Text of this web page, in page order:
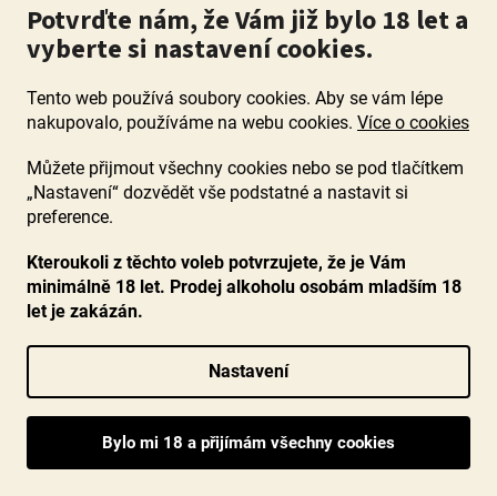
Potvrďte nám, že Vám již bylo 18 let a
vyberte si nastavení cookies.
Tento web používá soubory cookies. Aby se vám lépe
nakupovalo, používáme na webu cookies. Více o cookies
Můžete přijmout všechny cookies nebo se pod tlačítkem
„Nastavení“ dozvědět vše podstatné a nastavit si
preference.
Kteroukoli z těchto voleb potvrzujete, že je Vám
minimálně 18 let. Prodej alkoholu osobám mladším 18
let je zakázán.
Nastavení
Chateau Pontet Saint Brice 2020, Saint-Emilion
Grand Cru, Bordeaux
Průměrné
hodnocení
produktu
Skladem(32 ks)
Objevte prestižní oblast Saint-Emilion díky této láhvi